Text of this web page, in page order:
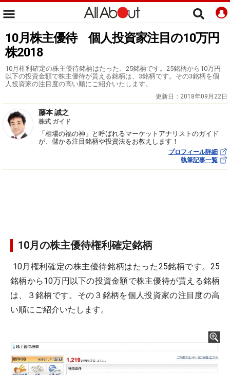
10月株主優待 個人投資家注目の10万円
株2018
10月権利確定の株主優待銘柄はたった、25銘柄です。25銘柄から10万円
以下の投資金額で株主優待が貰える銘柄は、3銘柄です。その3銘柄を個
人投資家の注目度の高い順にご紹介いたします。
更新日： 2018年09月22日
藤本 誠之
株式 ガイド
「相場の福の神」と呼ばれるマーケットアナリストのガイド
が、儲かる注目銘柄や投資法をお教えします！
プロフィール詳細
執筆記事一覧
10月の株主優待権利確定銘柄
10月権利確定の株主優待銘柄はたった25銘柄です。25
銘柄から10万円以下の投資金額で株主優待が貰える銘柄
は、３銘柄です。その３銘柄を個人投資家の注目度の高
い順にご紹介いたします。